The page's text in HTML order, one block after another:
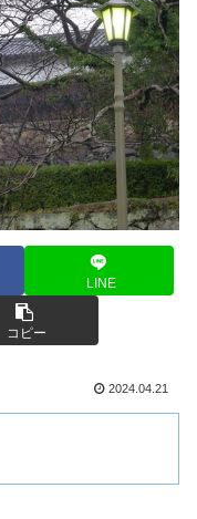
LINE
コピー
2024.04.21